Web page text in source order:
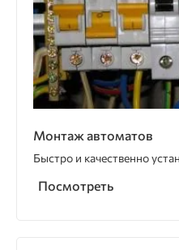
Монтаж автоматов
Быстро и качественно
Посмотреть